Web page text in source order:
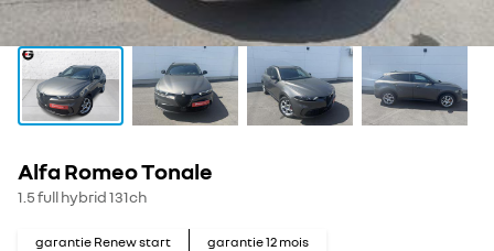
Alfa Romeo Tonale
1.5 full hybrid 131ch
garantie Renew start garantie12 mois